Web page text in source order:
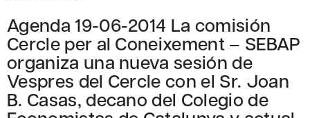
Agenda 19-06-2014 La comisión
Cercle per al Coneixement – SEBAP
organiza una nueva sesión de
Vespres del Cercle con el Sr. Joan
B. Casas, decano del Colegio de